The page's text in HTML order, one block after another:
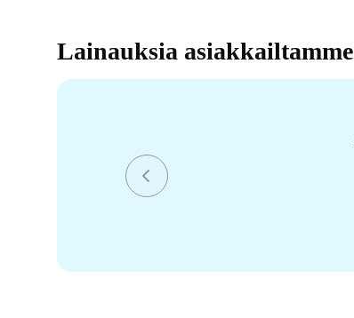
Lainauksia asiakkailtamme